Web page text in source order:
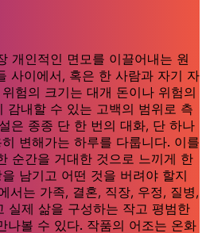
개인적인 면모를 이끌어내는 원
사이에서, 혹은 한 사람과 자기 자
험의 크기는 대개 돈이나 위험의
감내할 수 있는 고백의 범위로 측
은 종종 단 한 번의 대화, 단 하나
변해가는 하루를 다룹니다. 이를
순간을 거대한 것으로 느끼게 한
남기고 어떤 것을 버려야 할지
서는 가족, 결혼, 직장, 우정, 질병,
실제 삶을 구성하는 작고 평범한
나볼 수 있다. 작품의 어조는 온화